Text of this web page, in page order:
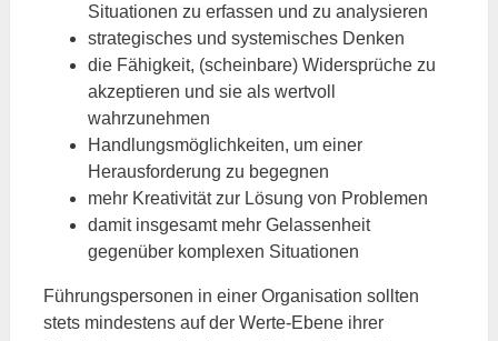
Situationen zu erfassen und zu analysieren
strategisches und systemisches Denken
die Fähigkeit, (scheinbare) Widersprüche zu
akzeptieren und sie als wertvoll
wahrzunehmen
Handlungsmöglichkeiten, um einer
Herausforderung zu begegnen
mehr Kreativität zur Lösung von Problemen
damit insgesamt mehr Gelassenheit
gegenüber komplexen Situationen
Führungspersonen in einer Organisation sollten
stets mindestens auf der Werte-Ebene ihrer